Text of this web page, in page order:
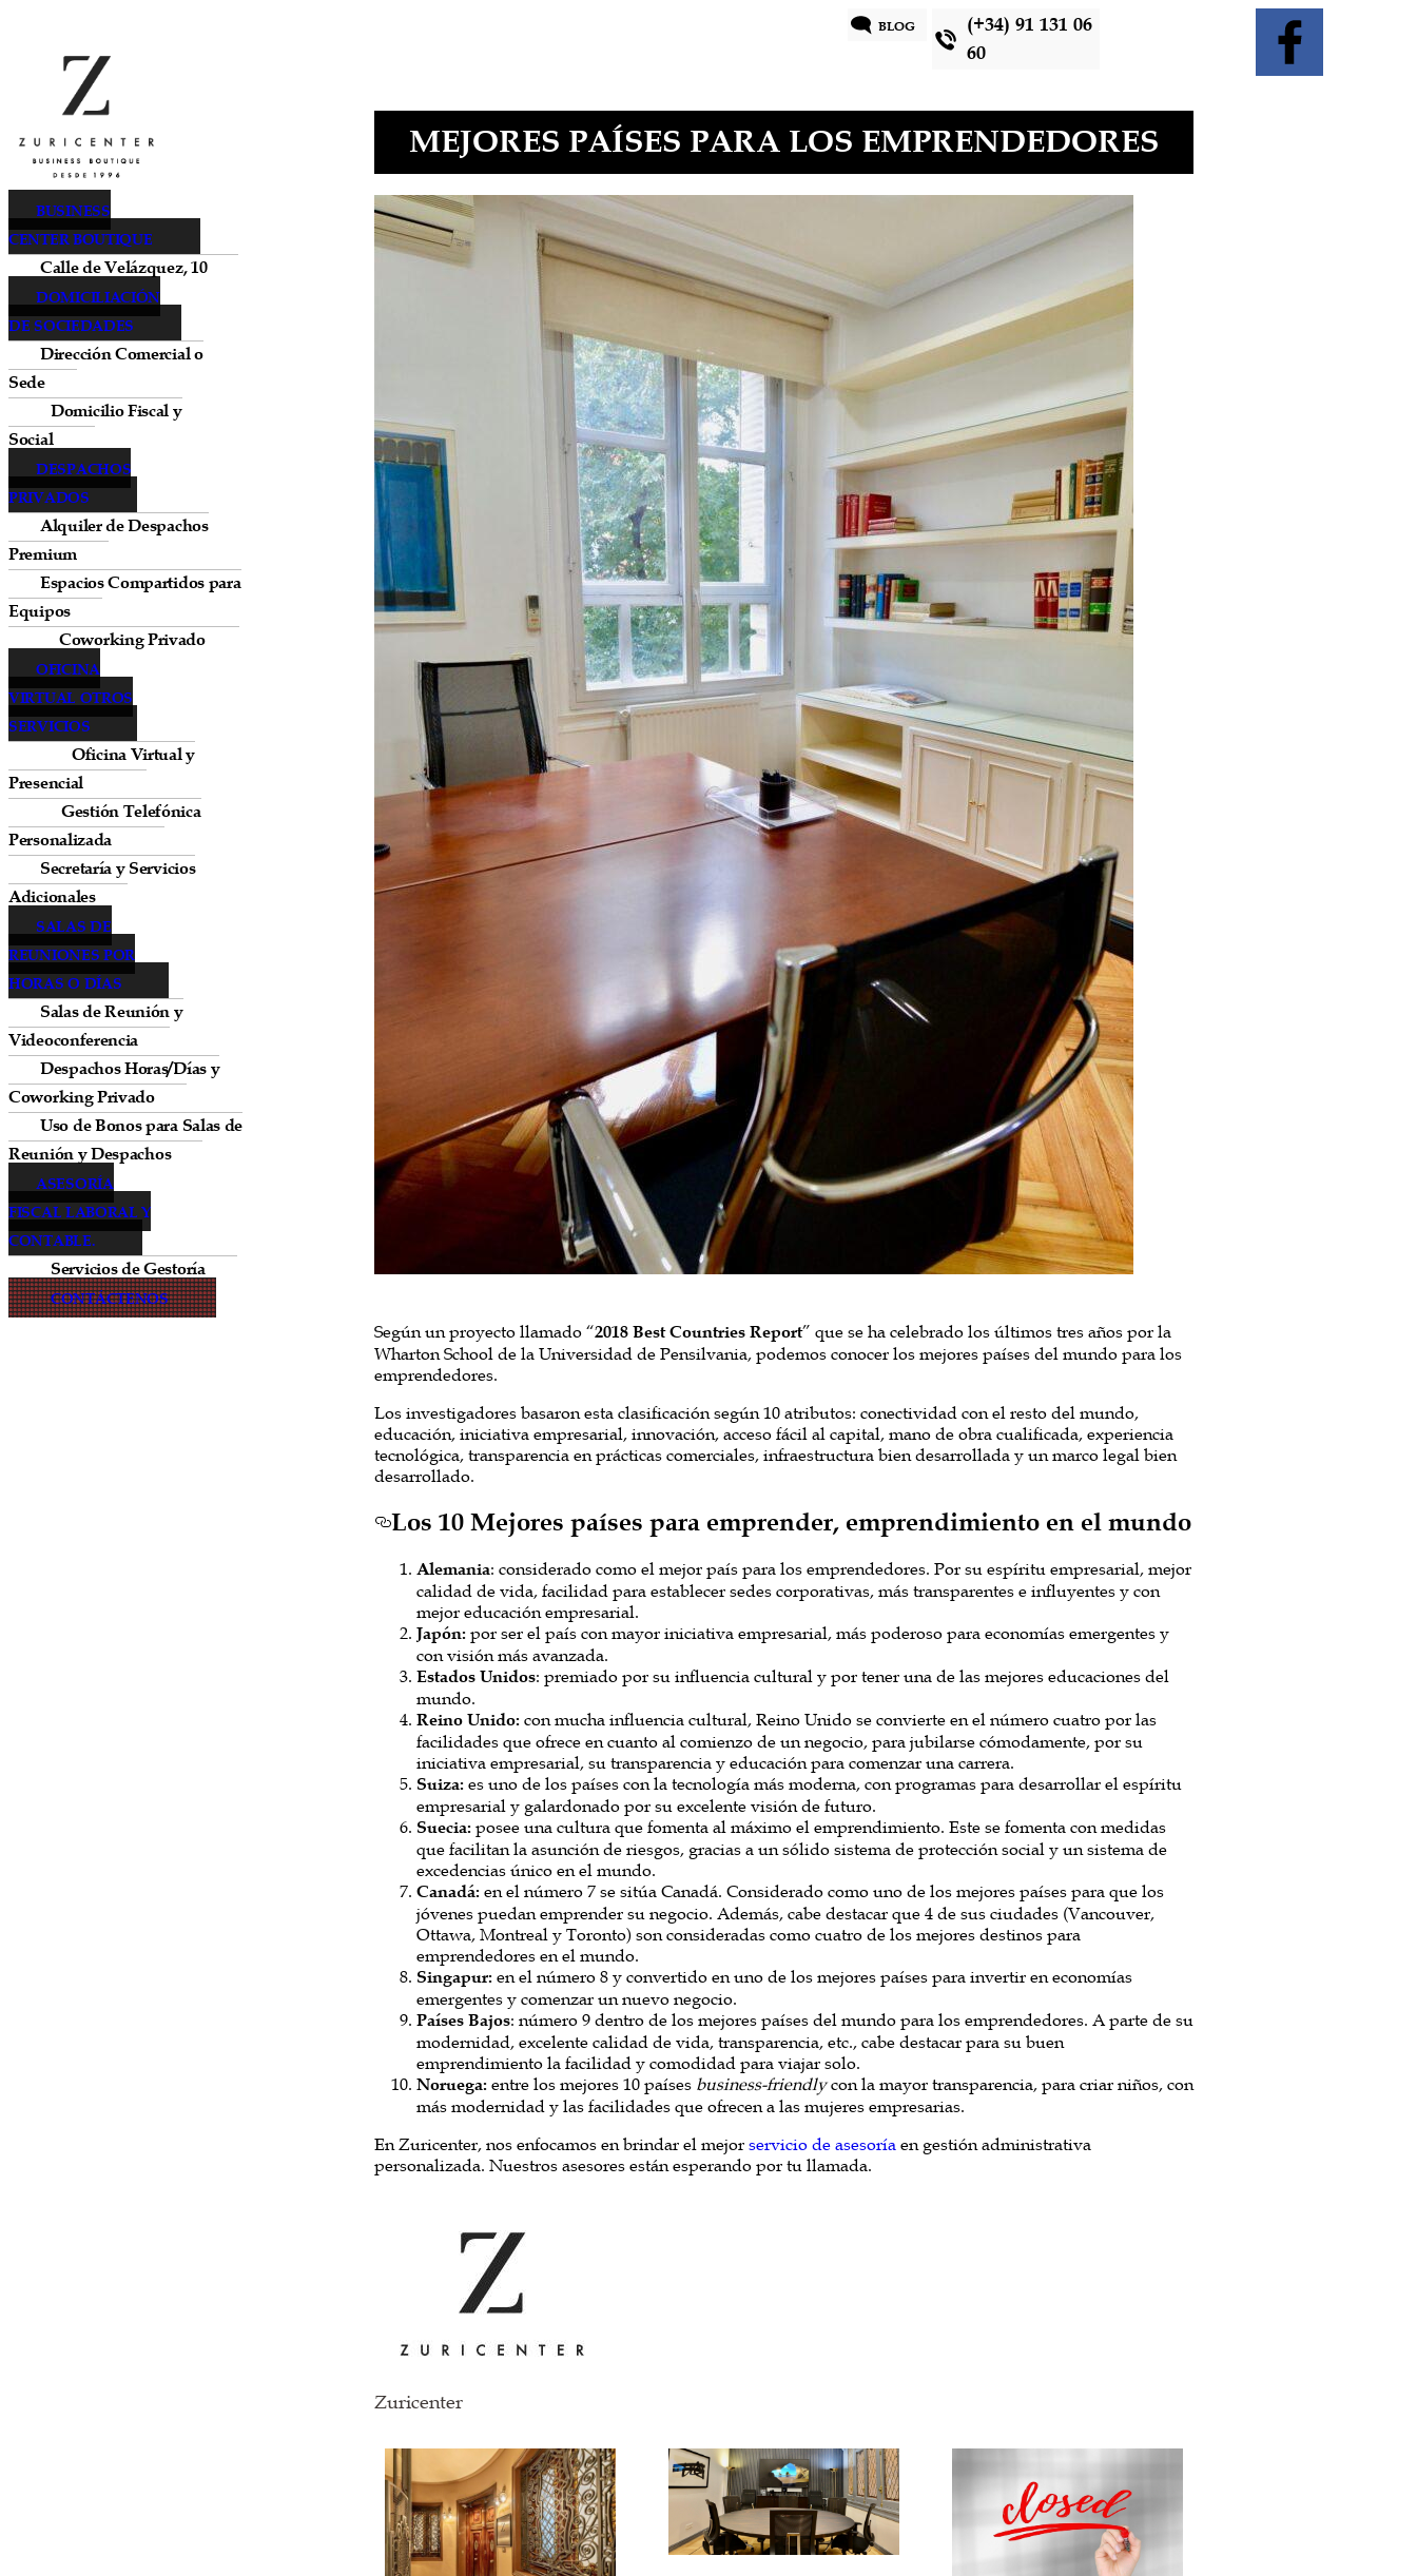
BLOG
(+34) 91 131 06
60
BUSINESS
CENTER BOUTIQUE
Calle de Velázquez, 10
DOMICILIACIÓN
DE SOCIEDADES
Dirección Comercial o
Sede
Domicilio Fiscal y
Social
DESPACHOS
PRIVADOS
Alquiler de Despachos
Premium
Espacios Compartidos para
Equipos
Coworking Privado
OFICINA
VIRTUAL OTROS
SERVICIOS
Oficina Virtual y
Presencial
Gestión Telefónica
Personalizada
Secretaría y Servicios
Adicionales
SALAS DE
REUNIONES POR
HORAS O DÍAS
Salas de Reunión y
Videoconferencia
Despachos Horas/Días y
Coworking Privado
Uso de Bonos para Salas de
Reunión y Despachos
ASESORÍA
FISCAL LABORAL Y
CONTABLE.
Servicios de Gestoría
CONTÁCTENOS
MEJORES PAÍSES PARA LOS EMPRENDEDORES
Según un proyecto llamado “2018 Best Countries Report” que se ha celebrado los últimos tres años por la
Wharton School de la Universidad de Pensilvania, podemos conocer los mejores países del mundo para los
emprendedores.
Los investigadores basaron esta clasificación según 10 atributos: conectividad con el resto del mundo,
educación, iniciativa empresarial, innovación, acceso fácil al capital, mano de obra cualificada, experiencia
tecnológica, transparencia en prácticas comerciales, infraestructura bien desarrollada y un marco legal bien
desarrollado.
Los 10 Mejores países para emprender, emprendimiento en el mundo
Alemania: considerado como el mejor país para los emprendedores. Por su espíritu empresarial, mejor
calidad de vida, facilidad para establecer sedes corporativas, más transparentes e influyentes y con
mejor educación empresarial.
Japón: por ser el país con mayor iniciativa empresarial, más poderoso para economías emergentes y
con visión más avanzada.
Estados Unidos: premiado por su influencia cultural y por tener una de las mejores educaciones del
mundo.
Reino Unido: con mucha influencia cultural, Reino Unido se convierte en el número cuatro por las
facilidades que ofrece en cuanto al comienzo de un negocio, para jubilarse cómodamente, por su
iniciativa empresarial, su transparencia y educación para comenzar una carrera.
Suiza: es uno de los países con la tecnología más moderna, con programas para desarrollar el espíritu
empresarial y galardonado por su excelente visión de futuro.
Suecia: posee una cultura que fomenta al máximo el emprendimiento. Este se fomenta con medidas
que facilitan la asunción de riesgos, gracias a un sólido sistema de protección social y un sistema de
excedencias único en el mundo.
Canadá: en el número 7 se sitúa Canadá. Considerado como uno de los mejores países para que los
jóvenes puedan emprender su negocio. Además, cabe destacar que 4 de sus ciudades (Vancouver,
Ottawa, Montreal y Toronto) son consideradas como cuatro de los mejores destinos para
emprendedores en el mundo.
Singapur: en el número 8 y convertido en uno de los mejores países para invertir en economías
emergentes y comenzar un nuevo negocio.
Países Bajos: número 9 dentro de los mejores países del mundo para los emprendedores. A parte de su
modernidad, excelente calidad de vida, transparencia, etc., cabe destacar para su buen
emprendimiento la facilidad y comodidad para viajar solo.
Noruega: entre los mejores 10 países business-friendlycon la mayor transparencia, para criar niños, con
más modernidad y las facilidades que ofrecen a las mujeres empresarias.
En Zuricenter, nos enfocamos en brindar el mejor servicio de asesoría en gestión administrativa
personalizada. Nuestros asesores están esperando por tu llamada.
Zuricenter